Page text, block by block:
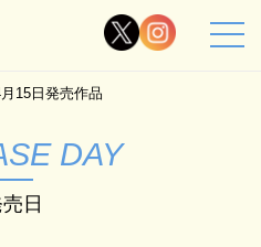
15日発売作品
DAY
日